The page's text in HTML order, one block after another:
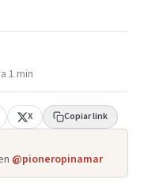
1 min
X Copiar link
@pioneropinamar